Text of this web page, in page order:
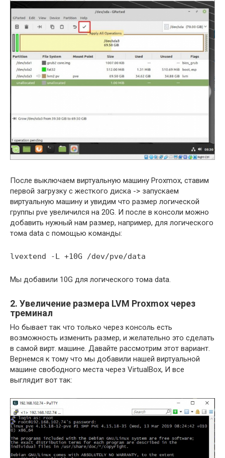
После выключаем виртуальную машину Proxmox, ставим
первой загрузку с жесткого диска -> запускаем
виртуальную машину и увидим что размер логической
группы pve увеличился на 20G. И после в консоли можно
добавить нужный нам размер, например, для логического
тома data с помощью команды:
lvextend -L +10G /dev/pve/data
Мы добавили 10G для логического тома data.
2. Увеличение размера LVM Proxmox через
треминал
Но бывает так что только через консоль есть
возможность изменить размер, и желательно это сделать
в самой вирт. машине. Давайте рассмотрим этот вариант.
Вернемся к тому что мы добавили нашей виртуальной
машине свободного места через VirtualBox, И все
выглядит вот так: